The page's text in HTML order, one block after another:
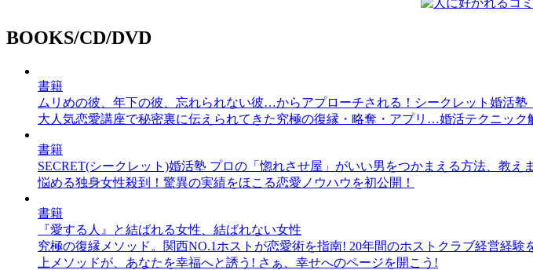
BOOKS/CD/DVD
書籍
ムリめの彼、年下の彼、忘れられない彼…からアプローチされる！シークレット婚活塾
大人気恋愛講座で秘密裏に伝えられてきた究極の復縁・略奪・アプリ…婚活テクニック
書籍
SECRET(シークレット)婚活塾 プロの「惚れさせ屋」がいい男をつかまえる方法、教え
悩める独身女性殺到！驚異の実績をほこる恋愛ノウハウを初公開！
書籍
『愛する人』と結ばれる女性、結ばれない女性
究極の復縁メソッド。関西NO.1ホストが恋愛術を指南! 20年間のホストクラブ経営経
上メソッドが、あなたを幸福へと誘う! さぁ、幸せへのページを開こう!